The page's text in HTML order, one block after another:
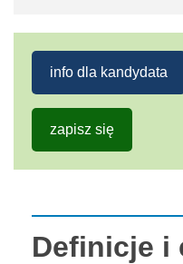
info dla kandydata
zapisz się
Definicje i